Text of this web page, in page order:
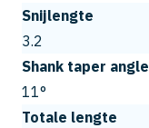
Snijlengte
3.2
Shank taper angle
11°
Totale lengte